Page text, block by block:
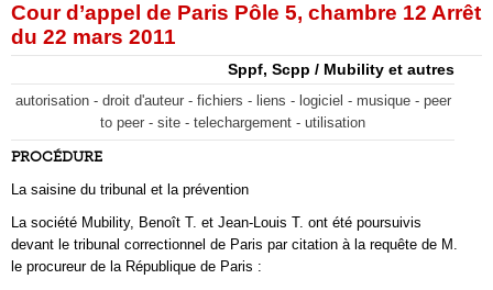
Cour d’appel de Paris Pôle 5, chambre 12 Arrêt
du 22 mars 2011
Sppf, Scpp / Mubility et autres
autorisation - droit d'auteur - fichiers - liens - logiciel - musique - peer
to peer - site - telechargement - utilisation
PROCÉDURE
La saisine du tribunal et la prévention
La société Mubility, Benoît T. et Jean-Louis T. ont été poursuivis
devant le tribunal correctionnel de Paris par citation à la requête de M.
le procureur de la République de Paris :